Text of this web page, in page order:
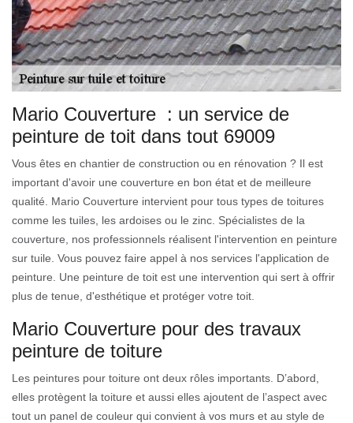
Mario Couverture : un service de
peinture de toit dans tout 69009
Vous êtes en chantier de construction ou en rénovation ? Il est
important d'avoir une couverture en bon état et de meilleure
qualité. Mario Couverture intervient pour tous types de toitures
comme les tuiles, les ardoises ou le zinc. Spécialistes de la
couverture, nos professionnels réalisent l'intervention en peinture
sur tuile. Vous pouvez faire appel à nos services l'application de
peinture. Une peinture de toit est une intervention qui sert à offrir
plus de tenue, d'esthétique et protéger votre toit.
Mario Couverture pour des travaux
peinture de toiture
Les peintures pour toiture ont deux rôles importants. D’abord,
elles protègent la toiture et aussi elles ajoutent de l’aspect avec
tout un panel de couleur qui convient à vos murs et au style de